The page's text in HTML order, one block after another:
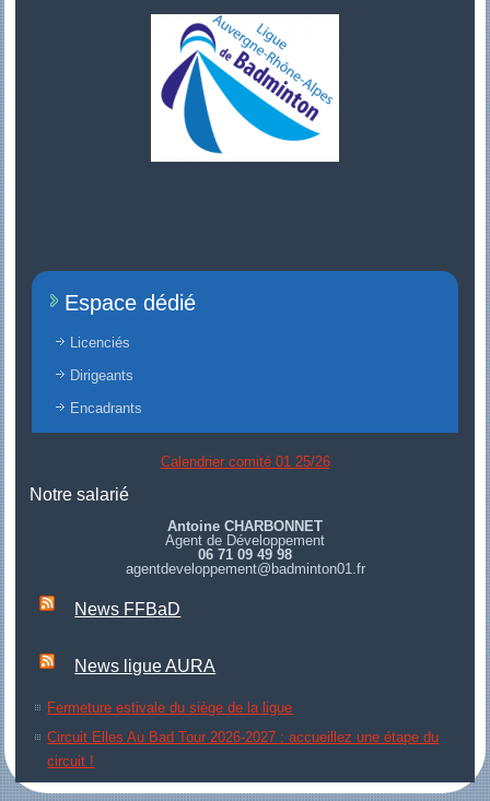
Espace dédié
Licenciés
Dirigeants
Encadrants
Calendrier comité 01 25/26
Notre salarié
Antoine CHARBONNET
Agent de Développement
06 71 09 49 98
agentdeveloppement@badminton01.fr
News FFBaD
News ligue AURA
Fermeture estivale du siège de la ligue
Circuit Elles Au Bad Tour 2026-2027 : accueillez une étape du
circuit !